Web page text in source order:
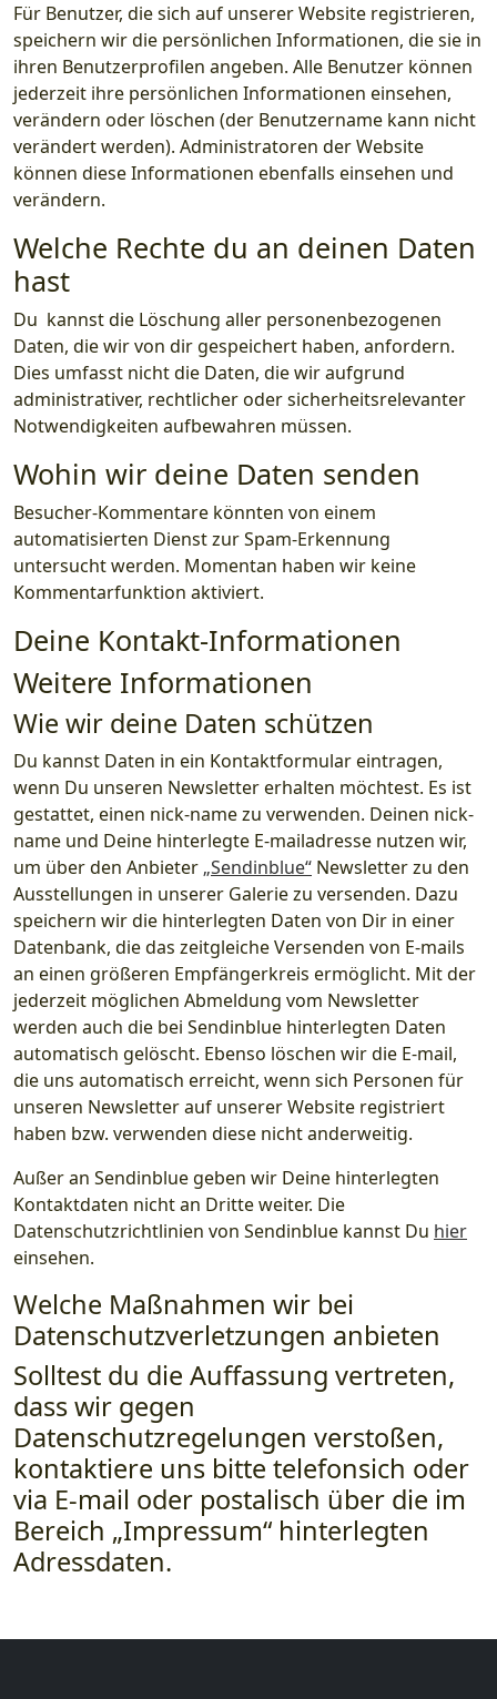
Für Benutzer, die sich auf unserer Website registrieren,
speichern wir die persönlichen Informationen, die sie in
ihren Benutzerprofilen angeben. Alle Benutzer können
jederzeit ihre persönlichen Informationen einsehen,
verändern oder löschen (der Benutzername kann nicht
verändert werden). Administratoren der Website
können diese Informationen ebenfalls einsehen und
verändern.
Welche Rechte du an deinen Daten
hast
Du kannst die Löschung aller personenbezogenen
Daten, die wir von dir gespeichert haben, anfordern.
Dies umfasst nicht die Daten, die wir aufgrund
administrativer, rechtlicher oder sicherheitsrelevanter
Notwendigkeiten aufbewahren müssen.
Wohin wir deine Daten senden
Besucher-Kommentare könnten von einem
automatisierten Dienst zur Spam-Erkennung
untersucht werden. Momentan haben wir keine
Kommentarfunktion aktiviert.
Deine Kontakt-Informationen
Weitere Informationen
Wie wir deine Daten schützen
Du kannst Daten in ein Kontaktformular eintragen,
wenn Du unseren Newsletter erhalten möchtest. Es ist
gestattet, einen nick-name zu verwenden. Deinen nick-
name und Deine hinterlegte E-mailadresse nutzen wir,
um über den Anbieter „Sendinblue“ Newsletter zu den
Ausstellungen in unserer Galerie zu versenden. Dazu
speichern wir die hinterlegten Daten von Dir in einer
Datenbank, die das zeitgleiche Versenden von E-mails
an einen größeren Empfängerkreis ermöglicht. Mit der
jederzeit möglichen Abmeldung vom Newsletter
werden auch die bei Sendinblue hinterlegten Daten
automatisch gelöscht. Ebenso löschen wir die E-mail,
die uns automatisch erreicht, wenn sich Personen für
unseren Newsletter auf unserer Website registriert
haben bzw. verwenden diese nicht anderweitig.
Außer an Sendinblue geben wir Deine hinterlegten
Kontaktdaten nicht an Dritte weiter. Die
Datenschutzrichtlinien von Sendinblue kannst Du hier
einsehen.
Welche Maßnahmen wir bei
Datenschutzverletzungen anbieten
Solltest du die Auffassung vertreten,
dass wir gegen
Datenschutzregelungen verstoßen,
kontaktiere uns bitte telefonsich oder
via E-mail oder postalisch über die im
Bereich „Impressum“ hinterlegten
Adressdaten.